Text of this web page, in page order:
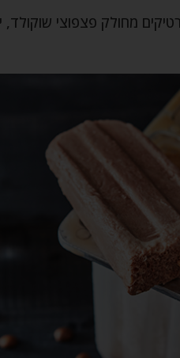
מחולק פצפוצי שוקולד,